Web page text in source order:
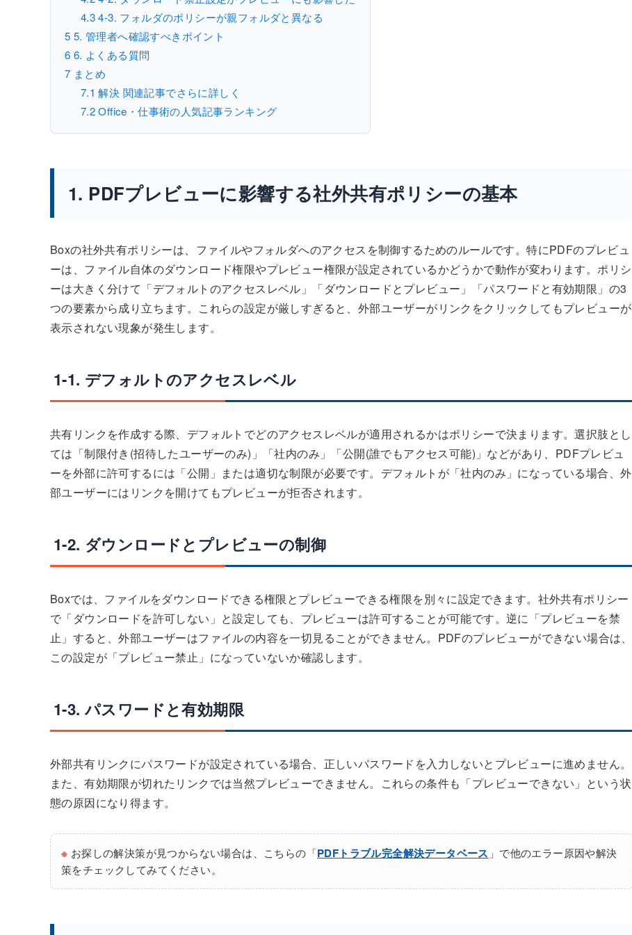
4.34-3. フォルダのポリシーが親フォルダと異なる
5 5. 管理者へ確認すべきポイント
6 6. よくある質問
7 まとめ
7.1 解決 関連記事でさらに詳しく
7.2Office・仕事術の人気記事ランキング
1. PDFプレビューに影響する社外共有ポリシーの基本
Boxの社外共有ポリシーは、ファイルやフォルダへのアクセスを制御するためのルールです。特にPDFのプレビュ
ーは、ファイル自体のダウンロード権限やプレビュー権限が設定されているかどうかで動作が変わります。ポリシ
ーは大きく分けて「デフォルトのアクセスレベル」「ダウンロードとプレビュー」「パスワードと有効期限」の3
つの要素から成り立ちます。これらの設定が厳しすぎると、外部ユーザーがリンクをクリックしてもプレビューが
表示されない現象が発生します。
1-1. デフォルトのアクセスレベル
共有リンクを作成する際、デフォルトでどのアクセスレベルが適用されるかはポリシーで決まります。選択肢とし
ては「制限付き(招待したユーザーのみ)」「社内のみ」「公開(誰でもアクセス可能)」などがあり、PDFプレビュ
ーを外部に許可するには「公開」または適切な制限が必要です。デフォルトが「社内のみ」になっている場合、外
部ユーザーにはリンクを開けてもプレビューが拒否されます。
1-2. ダウンロードとプレビューの制御
Boxでは、ファイルをダウンロードできる権限とプレビューできる権限を別々に設定できます。社外共有ポリシー
で「ダウンロードを許可しない」と設定しても、プレビューは許可することが可能です。逆に「プレビューを禁
止」すると、外部ユーザーはファイルの内容を一切見ることができません。PDFのプレビューができない場合は、
この設定が「プレビュー禁止」になっていないか確認します。
1-3. パスワードと有効期限
外部共有リンクにパスワードが設定されている場合、正しいパスワードを入力しないとプレビューに進めません。
また、有効期限が切れたリンクでは当然プレビューできません。これらの条件も「プレビューできない」という状
態の原因になり得ます。
※ お探しの解決策が見つからない場合は、こちらの「PDFトラブル完全解決データベース 」で他のエラー原因や解決
策をチェックしてみてください。